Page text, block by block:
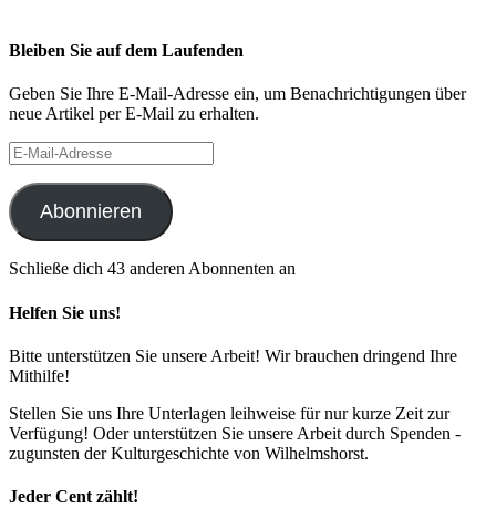
Bleiben Sie auf dem Laufenden
Geben Sie Ihre E-Mail-Adresse ein, um Benachrichtigungen über
neue Artikel per E-Mail zu erhalten.
E-
Mail-
Adresse
Abonnieren
Schließe dich 43 anderen Abonnenten an
Helfen Sie uns!
Bitte unterstützen Sie unsere Arbeit! Wir brauchen dringend Ihre
Mithilfe!
Stellen Sie uns Ihre Unterlagen leihweise für nur kurze Zeit zur
Verfügung! Oder unterstützen Sie unsere Arbeit durch Spenden -
zugunsten der Kulturgeschichte von Wilhelmshorst.
Jeder Cent zählt!